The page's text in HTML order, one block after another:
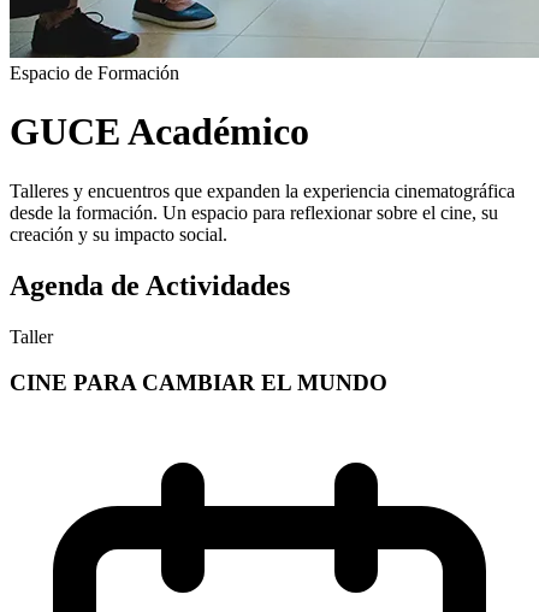
Espacio de Formación
GUCE Académico
Talleres y encuentros que expanden la experiencia cinematográfica
desde la formación. Un espacio para reflexionar sobre el cine, su
creación y su impacto social.
Agenda de Actividades
Taller
CINE PARA CAMBIAR EL MUNDO